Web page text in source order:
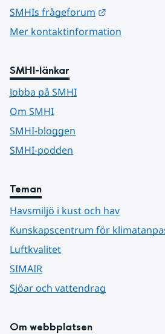
SMHIs frågeforum
Mer kontaktinformation
SMHI-länkar
Jobba på SMHI
Om SMHI
SMHI-bloggen
SMHI-podden
Teman
Havsmiljö i kust och hav
Kunskapscentrum för
Luftkvalitet
SIMAIR
Sjöar och vattendrag
Om webbplatsen